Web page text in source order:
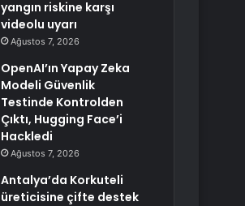
yangın riskine karşı
videolu uyarı
Ağustos 7, 2026
OpenAI’ın Yapay Zeka
Modeli Güvenlik
Testinde Kontrolden
Çıktı, Hugging Face’i
Hackledi
Ağustos 7, 2026
Antalya’da Korkuteli
üreticisine çifte destek